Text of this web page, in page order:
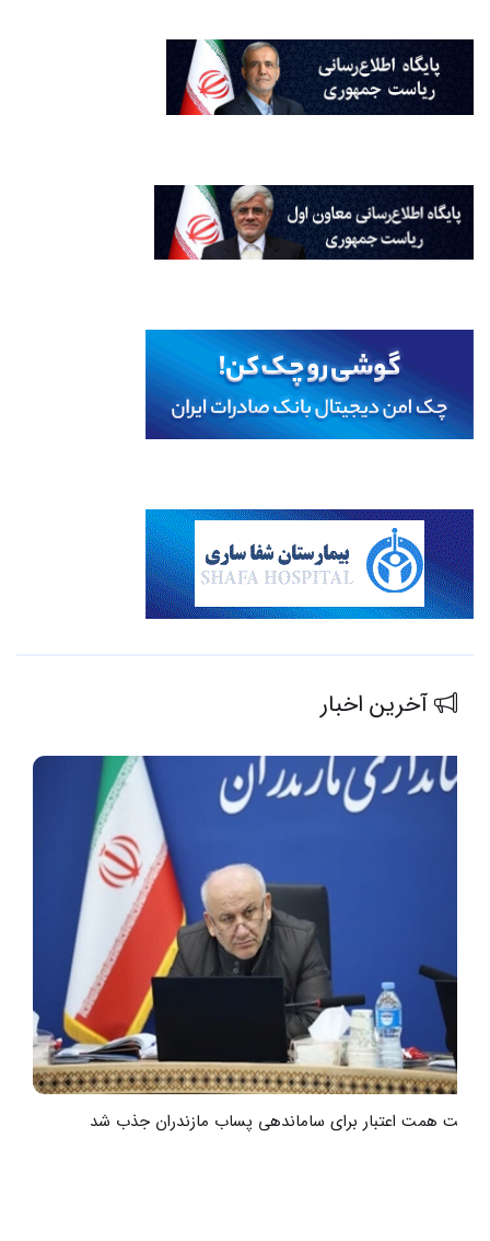
آخرین اخبار
هشت همت اعتبار برای ساماندهی پساب مازندران جذب شد